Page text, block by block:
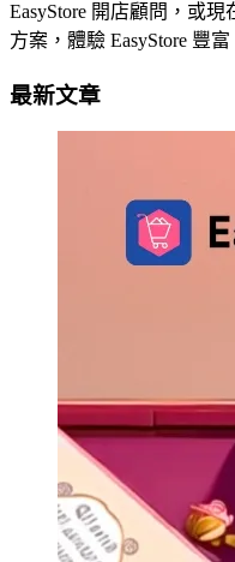
EasyStore 開店顧問，或現
方案，體驗 EasyStore 豐
最新文章